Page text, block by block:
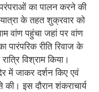
का पालन करने की
के तहत शुक्रवार को
वांण पहुंचा जहां पर वांण
पारंपरिक रीति रिवाज के
विश्राम किया।
में जाकर दर्शन किए एवं
इस दौरान शंकराचार्य